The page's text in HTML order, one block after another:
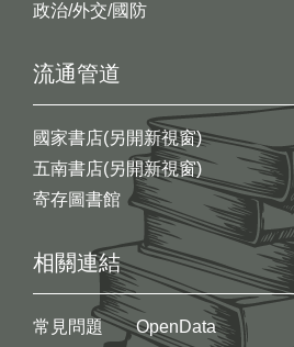
政治/外交/國防
流通管道
國家書店(另開新視窗)
五南書店(另開新視窗)
寄存圖書館
相關連結
常見問題
OpenData